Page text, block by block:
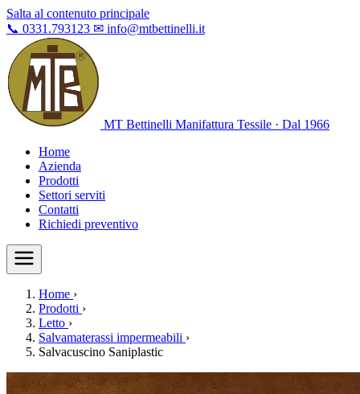
Salta al contenuto principale
📞 0331.793123 ✉ info@mtbettinelli.it
MT Bettinelli Manifattura Tessile · Dal 1966
Home
Azienda
Prodotti
Settori serviti
Contatti
Richiedi preventivo
Home ›
Prodotti ›
Letto ›
Salvamaterassi impermeabili ›
Salvacuscino Saniplastic